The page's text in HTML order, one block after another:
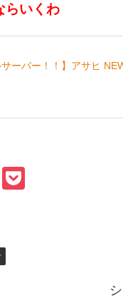
らいくわ
サーバー！！】アサヒ
E